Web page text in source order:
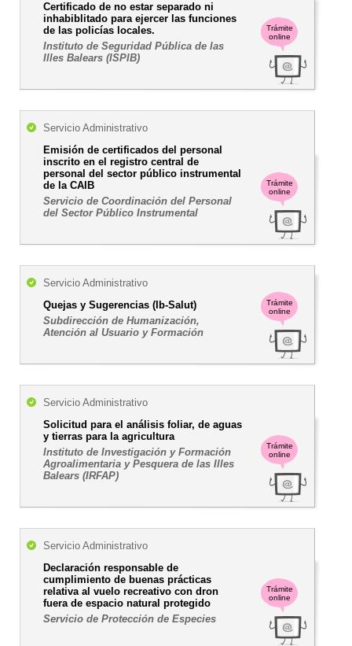
Trámite
online
Certificado de no estar separado ni
inhabiblitado para ejercer las funciones
de las policías locales.
Instituto de Seguridad Pública de las
Illes Balears (ISPIB)
Trámite
online
Servicio Administrativo
Emisión de certificados del personal
inscrito en el registro central de
personal del sector público instrumental
de la CAIB
Servicio de Coordinación del Personal
del Sector Público Instrumental
Trámite
online
Servicio Administrativo
Quejas y Sugerencias (Ib-Salut)
Subdirección de Humanización,
Atención al Usuario y Formación
Trámite
online
Servicio Administrativo
Solicitud para el análisis foliar, de aguas
y tierras para la agricultura
Instituto de Investigación y Formación
Agroalimentaria y Pesquera de las Illes
Balears (IRFAP)
Trámite
online
Servicio Administrativo
Declaración responsable de
cumplimiento de buenas prácticas
relativa al vuelo recreativo con dron
fuera de espacio natural protegido
Servicio de Protección de Especies